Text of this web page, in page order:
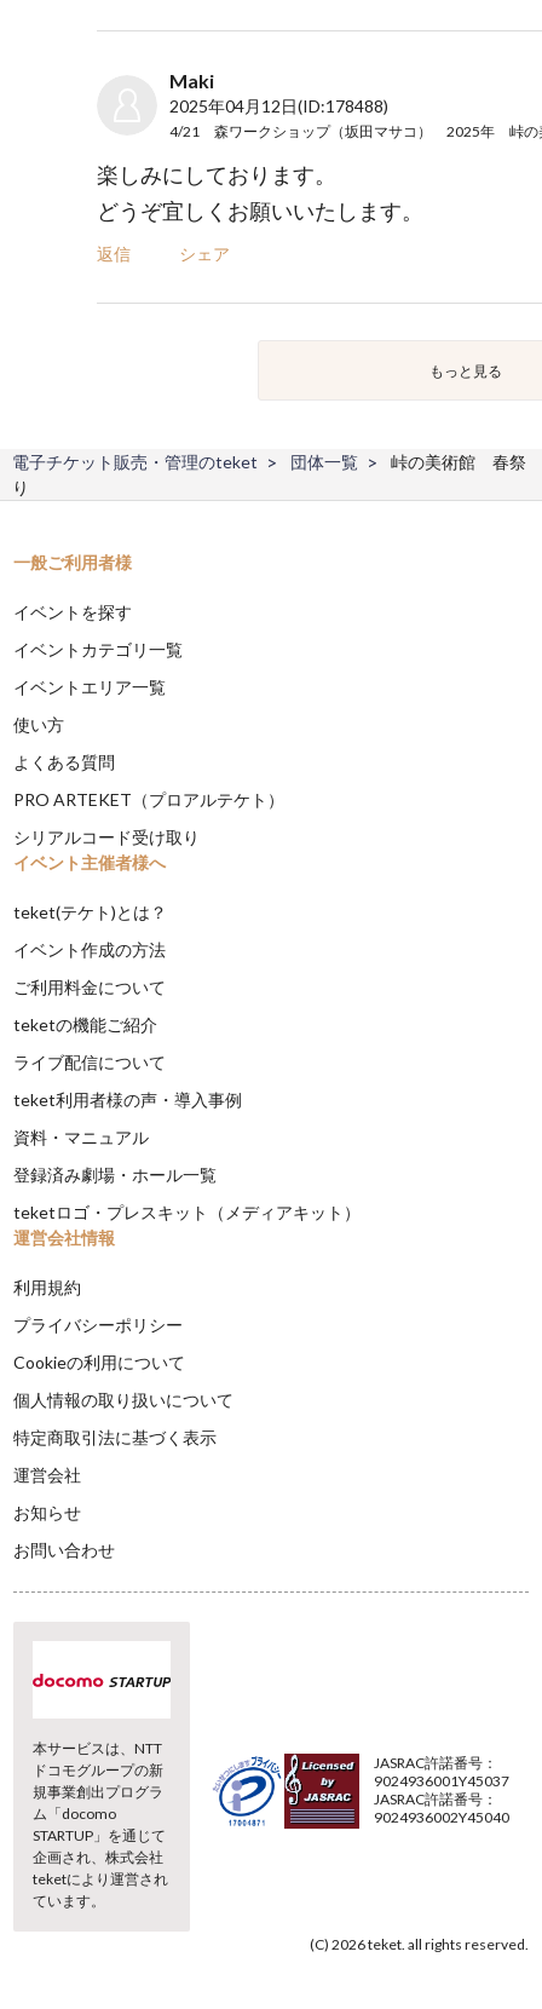
Maki
2025年04月12日(ID:178488)
4/21 森ワークショップ（坂田マサコ） 2025年 峠
楽しみにしております。
どうぞ宜しくお願いいたします。
返信 シェア
もっと見る
電子チケット販売・管理のteket 団体一覧
峠の美術館 春祭
り
一般ご利用者様
イベントを探す
イベントカテゴリ一覧
イベントエリア一覧
使い方
よくある質問
PRO ARTEKET（プロアルテケト）
シリアルコード受け取り
イベント主催者様へ
teket(テケト)とは？
イベント作成の方法
ご利用料金について
teketの機能ご紹介
ライブ配信について
teket利用者様の声・導入事例
資料・マニュアル
登録済み劇場・ホール一覧
teketロゴ・プレスキット（メディアキット）
運営会社情報
利用規約
プライバシーポリシー
Cookieの利用について
個人情報の取り扱いについて
特定商取引法に基づく表示
運営会社
お知らせ
お問い合わせ
本サービスは、NTT
ドコモグループの新
規事業創出プログラ
ム「docomo
STARTUP」を通じて
企画され、株式会社
teketにより運営され
ています。
JASRAC許諾番号：
9024936001Y45037
JASRAC許諾番号：
9024936002Y45040
(C) 2026 teket. all rights reserved.